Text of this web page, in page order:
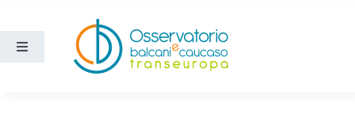
contenuto
Toggle